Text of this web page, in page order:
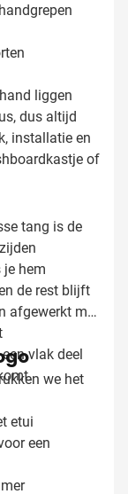
liggen
dus altijd
of
installatie en
tang is de
hem
de rest blijft
afgewerkt met
vlak deel
we het
etui
een